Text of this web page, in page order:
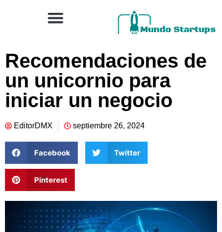
Recomendaciones de
un unicornio para
iniciar un negocio
EditorDMX septiembre 26, 2024
Facebook Twitter
Pinterest